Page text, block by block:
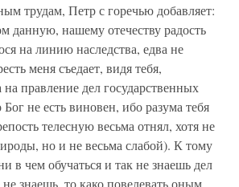
трудам, Петр с горечью добавляет:
данную, нашему отечеству радость
на линию наследства, едва не
меня съедает, видя тебя,
на правление дел государственных
не есть виновен, ибо разума тебя
телесную весьма отнял, хотя не
но и не весьма слабой). К тому
в чем обучаться и так не знаешь дел
знаешь, то како повелевать оным